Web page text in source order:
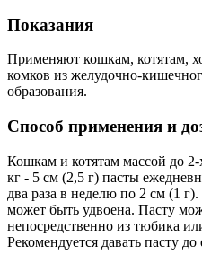
Показания
Применяют кошкам, котятам,
комков из желудочно-
образования.
Способ применения и
Кошкам и котятам массой до
кг - 5 см (2,5 г) пасты
два раза в неделю по 2 см (1
может быть удвоена. Пасту
непосредственно из тюбика
Рекомендуется давать пасту до